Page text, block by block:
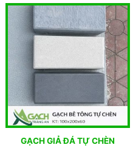
GẠCH GIẢ ĐÁ TỰ CHÈN